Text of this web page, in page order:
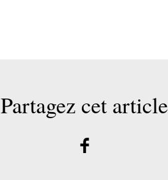
Partagez cet article